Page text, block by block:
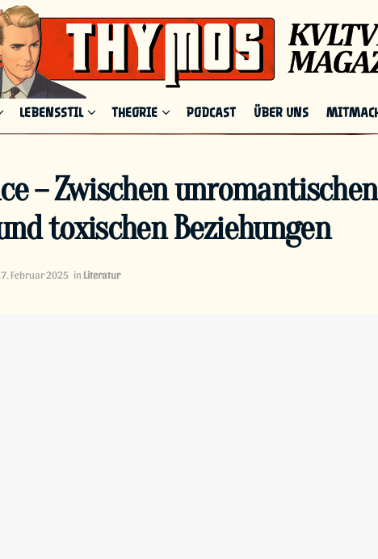
LEBENSSTIL THEORIE PODCAST ÜBER UNS
– Zwischen unromantischen
toxischen Beziehungen
Februar 2025 in Literatur